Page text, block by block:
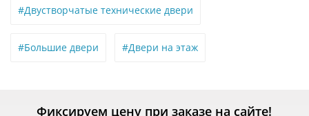
#Двустворчатые технические двери
#Большие двери #Двери на этаж
Фиксируем цену при заказе на сайте!